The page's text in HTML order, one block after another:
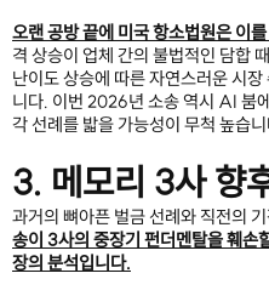
오랜 공방 끝에 미국 항소법원은 이
격 상승이 업체 간의 불법적인 담합
난이도 상승에 따른 자연스러운 시
니다. 이번 2026년 소송 역시 AI 붐
각 선례를 밟을 가능성이 무척 높습
3. 메모리 3사 향
과거의 뼈아픈 벌금 선례와 직전의
송이 3사의 중장기 펀더멘탈을 훼손
장의 분석입니다.